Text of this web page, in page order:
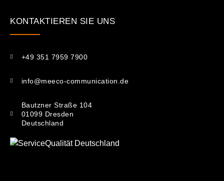
KONTAKTIEREN SIE UNS​
+49 351 7959 7900
info@meeco-communication.de
Bautzner Straße 104
01099 Dresden
Deutschland